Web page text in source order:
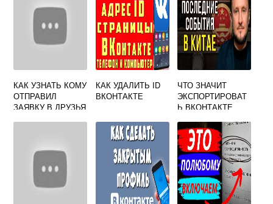
КАК УЗНАТЬ КОМУ
ОТПРАВИЛ
ЗАЯВКУ В ДРУЗЬЯ
КАК УДАЛИТЬ ID
ВКОНТАКТЕ
ЧТО ЗНАЧИТ
ЭКСПОРТИРОВАТ
Ь ВКОНТАКТЕ